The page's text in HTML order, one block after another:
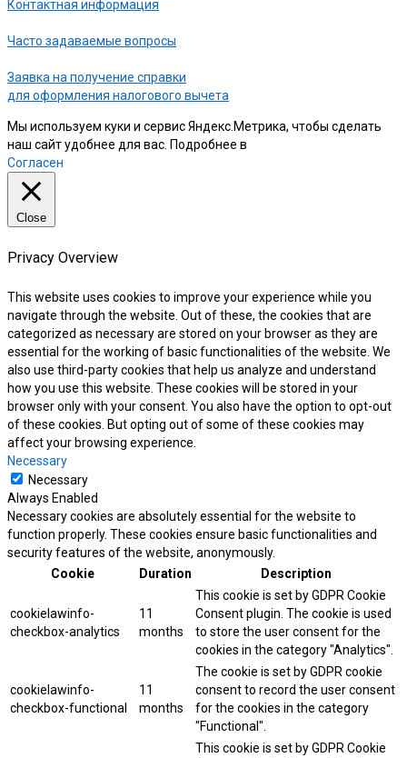
Контактная информация
Часто задаваемые вопросы
Заявка на получение справки
для оформления налогового вычета
Мы используем куки и сервис Яндекс.Метрика, чтобы сделать
наш сайт удобнее для вас. Подробнее в
Согласен
Close
Privacy Overview
This website uses cookies to improve your experience while you
navigate through the website. Out of these, the cookies that are
categorized as necessary are stored on your browser as they are
essential for the working of basic functionalities of the website. We
also use third-party cookies that help us analyze and understand
how you use this website. These cookies will be stored in your
browser only with your consent. You also have the option to opt-out
of these cookies. But opting out of some of these cookies may
affect your browsing experience.
Necessary
Necessary
Always Enabled
Necessary cookies are absolutely essential for the website to
function properly. These cookies ensure basic functionalities and
security features of the website, anonymously.
Cookie
Duration Description
cookielawinfo-
checkbox-analytics
11
months
This cookie is set by GDPR Cookie
Consent plugin. The cookie is used
to store the user consent for the
cookies in the category "Analytics".
cookielawinfo-
checkbox-functional
11
months
The cookie is set by GDPR cookie
consent to record the user consent
for the cookies in the category
"Functional".
This cookie is set by GDPR Cookie